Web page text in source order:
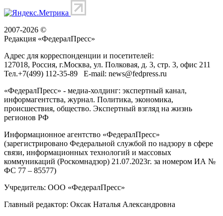
2007-2026 ©
Редакция «ФедералПресс»
Адрес для корреспонденции и посетителей:
127018, Россия, г.Москва, ул. Полковая, д. 3, стр. 3, офис 211
Тел.+7(499) 112-35-89 E-mail: news@fedpress.ru
«ФедералПресс» - медиа-холдинг: экспертный канал,
информагентства, журнал. Политика, экономика,
происшествия, общество. Экспертный взгляд на жизнь
регионов РФ
Информационное агентство «ФедералПресс»
(зарегистрировано Федеральной службой по надзору в сфере
связи, информационных технологий и массовых
коммуникаций (Роскомнадзор) 21.07.2023г. за номером ИА №
ФС 77 – 85577)
Учредитель: ООО «ФедералПресс»
Главный редактор: Оксак Наталья Александровна